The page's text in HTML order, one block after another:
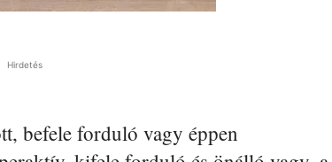
Hirdetés
befele forduló vagy éppen